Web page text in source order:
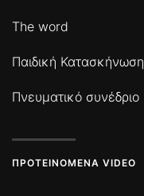
The word
Παιδική Κατασκήνωση
Πνευματικό συνέδριο
ΠΡΟΤΕΙΝΌΜΕΝΑ VIDEO